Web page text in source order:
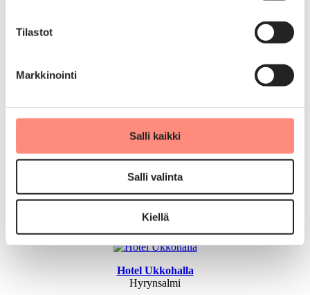
Tilastot
Markkinointi
Salli kaikki
Salli valinta
Kiellä
Voisit olla kiinnostunut myös näistä
Kaikki lomakohteet
Piispala
Kannonkoski
Tanhuvaara Sport Resort
Savonlinna
Hotel Ukkohalla
Hyrynsalmi